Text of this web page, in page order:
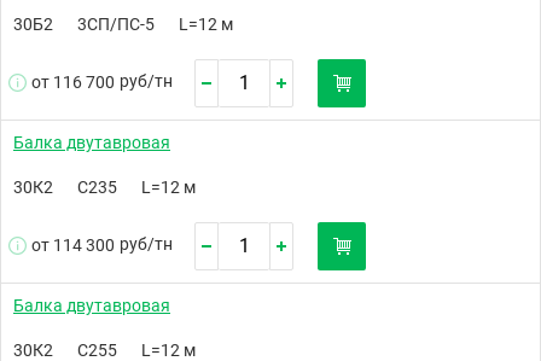
30Б2 3СП/ПС-5 L=12 м
от 116 700 руб/тн
Балка двутавровая
30К2 С235 L=12 м
от 114 300 руб/тн
Балка двутавровая
30К2 С255 L=12 м